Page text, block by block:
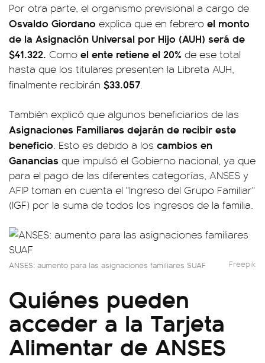
Por otra parte, el organismo previsional a cargo de
Osvaldo Giordano explica que en febrero el monto
de la Asignación Universal por Hijo (AUH) será de
$41.322. Como el ente retiene el 20% de ese total
hasta que los titulares presenten la Libreta AUH,
finalmente recibirán $33.057.
También explicó que algunos beneficiarios de las
Asignaciones Familiares dejarán de recibir este
beneficio. Esto es debido a los cambios en
Ganancias que impulsó el Gobierno nacional, ya que
para el pago de las diferentes categorías, ANSES y
AFIP toman en cuenta el "Ingreso del Grupo Familiar"
(IGF) por la suma de todos los ingresos de la familia.
ANSES: aumento para las asignaciones familiares SUAF Freepik
Quiénes pueden
acceder a la Tarjeta
Alimentar de ANSES